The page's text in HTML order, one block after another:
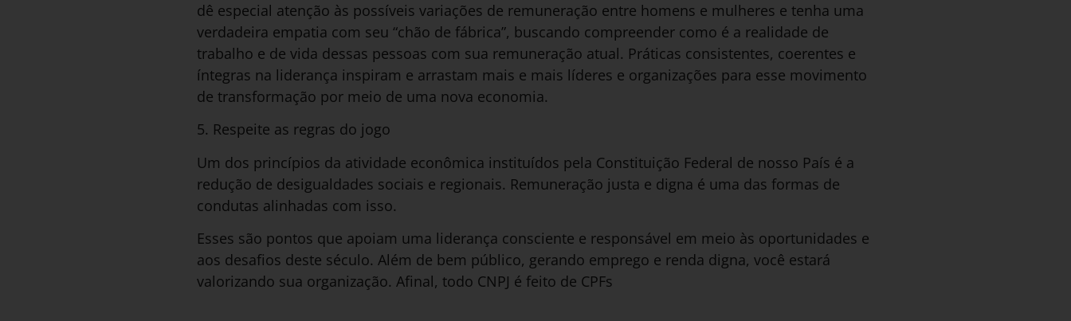
dê especial atenção às possíveis variações de remuneração entre homens e mulheres e tenha uma
verdadeira empatia com seu “chão de fábrica”, buscando compreender como é a realidade de
trabalho e de vida dessas pessoas com sua remuneração atual. Práticas consistentes, coerentes e
íntegras na liderança inspiram e arrastam mais e mais líderes e organizações para esse movimento
de transformação por meio de uma nova economia.
5. Respeite as regras do jogo
Um dos princípios da atividade econômica instituídos pela Constituição Federal de nosso País é a
redução de desigualdades sociais e regionais. Remuneração justa e digna é uma das formas de
condutas alinhadas com isso.
Esses são pontos que apoiam uma liderança consciente e responsável em meio às oportunidades e
aos desafios deste século. Além de bem público, gerando emprego e renda digna, você estará
valorizando sua organização. Afinal, todo CNPJ é feito de CPFs